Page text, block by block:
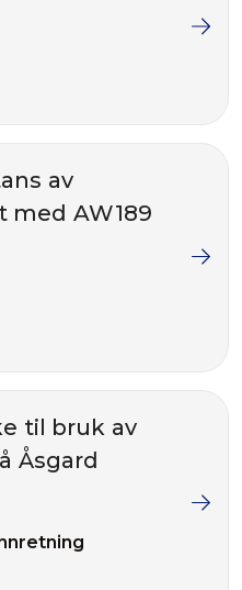
av
med AW189
til bruk av
Åsgard